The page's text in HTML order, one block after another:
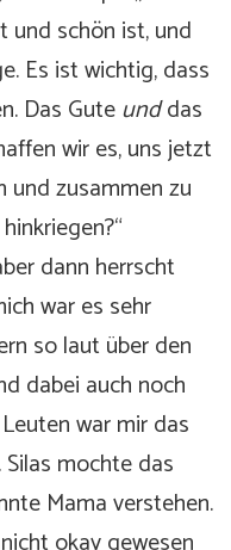
und schön ist, und
Es ist wichtig, dass
Das Guteunddas
wir es, uns jetzt
und zusammen zu
dann herrscht
war es sehr
so laut über den
dabei auch noch
war mir das
mochte das
Mama verstehen.